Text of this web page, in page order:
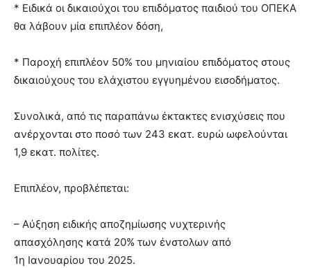
* Ειδικά οι δικαιούχοι του επιδόματος παιδιού του ΟΠΕΚΑ
θα λάβουν μία επιπλέον δόση,
* Παροχή επιπλέον 50% του μηνιαίου επιδόματος στους
δικαιούχους του ελάχιστου εγγυημένου εισοδήματος.
Συνολικά, από τις παραπάνω έκτακτες ενισχύσεις που
ανέρχονται στο ποσό των 243 εκατ. ευρώ ωφελούνται
1,9 εκατ. πολίτες.
Επιπλέον, προβλέπεται:
– Αύξηση ειδικής αποζημίωσης νυχτερινής
απασχόλησης κατά 20% των ένστολων από
1η Ιανουαρίου του 2025.